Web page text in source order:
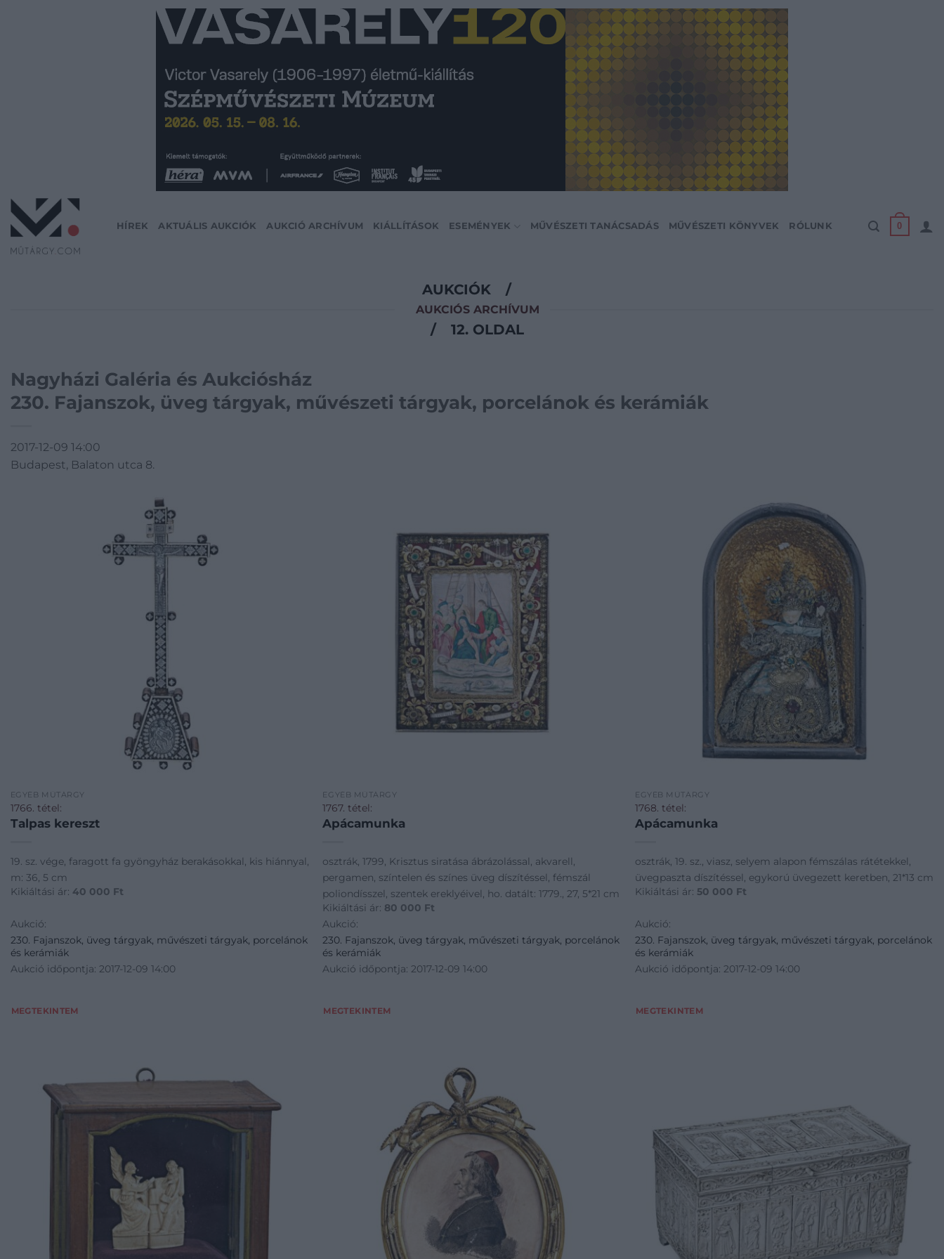
HÍREK AKTUÁLIS AUKCIÓK AUKCIÓ ARCHÍVUM KIÁLLÍTÁSOK ESEMÉNYEK MŰVÉSZETI TANÁCSADÁS MŰVÉSZETI KÖNYVEK RÓLUNK 0
AUKCIÓK /
AUKCIÓS ARCHÍVUM
/ 12. OLDAL
Nagyházi Galéria és Aukciósház
230. Fajanszok, üveg tárgyak, művészeti tárgyak, porcelánok és kerámiák
2017-12-09 14:00
Budapest, Balaton utca 8.
EGYÉB MŰTÁRGY
1766. tétel:
Talpas kereszt
19. sz. vége, faragott fa gyöngyház berakásokkal, kis hiánnyal,
m: 36, 5 cm
Kikiáltási ár: 40 000 Ft
Aukció:
230. Fajanszok, üveg tárgyak, művészeti tárgyak, porcelánok
és kerámiák
Aukció időpontja: 2017-12-09 14:00
MEGTEKINTEM
EGYÉB MŰTÁRGY
1767. tétel:
Apácamunka
osztrák, 1799, Krisztus siratása ábrázolással, akvarell,
pergamen, színtelen és színes üveg díszítéssel, fémszál
poliondísszel, szentek ereklyéivel, ho. datált: 1779., 27, 5*21 cm
Kikiáltási ár: 80 000 Ft
Aukció:
230. Fajanszok, üveg tárgyak, művészeti tárgyak, porcelánok
és kerámiák
Aukció időpontja: 2017-12-09 14:00
MEGTEKINTEM
EGYÉB MŰTÁRGY
1768. tétel:
Apácamunka
osztrák, 19. sz., viasz, selyem alapon fémszálas rátétekkel,
üvegpaszta díszítéssel, egykorú üvegezett keretben, 21*13 cm
Kikiáltási ár: 50 000 Ft
Aukció:
230. Fajanszok, üveg tárgyak, művészeti tárgyak, porcelánok
és kerámiák
Aukció időpontja: 2017-12-09 14:00
MEGTEKINTEM